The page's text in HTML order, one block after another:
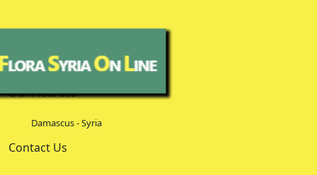
Our Address
Damascus - Syria
Contact Us